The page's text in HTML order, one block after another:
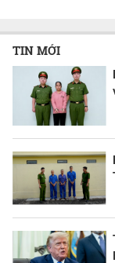
TIN MỚI